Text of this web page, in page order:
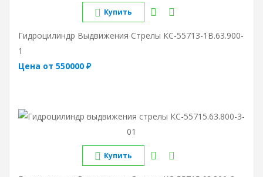
Купить
Гидроцилиндр Выдвижения Стрелы КС-55713-1В.63.900-
1
Цена от 550000 ₽
Купить